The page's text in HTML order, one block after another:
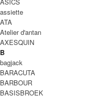
MEN
MEN ALL ITEM
/ ボト
/ アウタ
/ オ
SHOES
assiette
ATA
Atelier d'antan
AXESQUIN
B
bagjack
BARACUTA
BARBOUR
BASISBROEK